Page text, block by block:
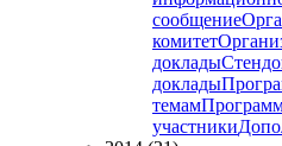
сообщение
комитет
доклады
доклады
темам
участники